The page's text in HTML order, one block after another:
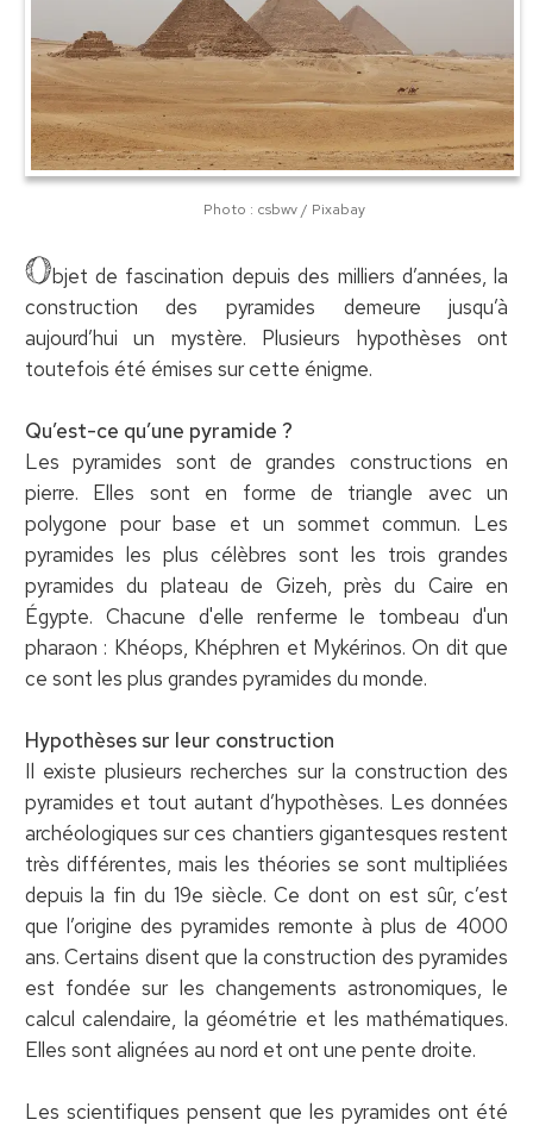
Photo : csbwv / Pixabay
Objet de fascination depuis des milliers d’années, la
construction des pyramides demeure jusqu’à
aujourd’hui un mystère. Plusieurs hypothèses ont
toutefois été émises sur cette énigme.
Qu’est-ce qu’une pyramide ?
Les pyramides sont de grandes constructions en
pierre. Elles sont en forme de triangle avec un
polygone pour base et un sommet commun. Les
pyramides les plus célèbres sont les trois grandes
pyramides du plateau de Gizeh, près du Caire en
Égypte. Chacune d'elle renferme le tombeau d'un
pharaon : Khéops, Khéphren et Mykérinos. On dit que
ce sont les plus grandes pyramides du monde.
Hypothèses sur leur construction
Il existe plusieurs recherches sur la construction des
pyramides et tout autant d’hypothèses. Les données
archéologiques sur ces chantiers gigantesques restent
très différentes, mais les théories se sont multipliées
depuis la fin du 19e siècle. Ce dont on est sûr, c’est
que l’origine des pyramides remonte à plus de 4000
ans. Certains disent que la construction des pyramides
est fondée sur les changements astronomiques, le
calcul calendaire, la géométrie et les mathématiques.
Elles sont alignées au nord et ont une pente droite.
Les scientifiques pensent que les pyramides ont été